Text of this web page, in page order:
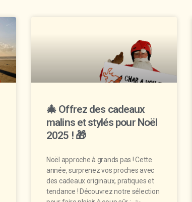
🎄 Offrez des cadeaux
malins et stylés pour Noël
2025 ! 🎁
Noël approche à grands pas ! Cette
année, surprenez vos proches avec
des cadeaux originaux, pratiques et
tendance ! Découvrez notre sélection